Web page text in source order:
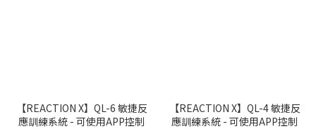
【REACTION X】QL-6 敏捷反
應訓練系統 - 可使用APP控制
【REACTION X】QL-4 敏捷反
應訓練系統 - 可使用APP控制